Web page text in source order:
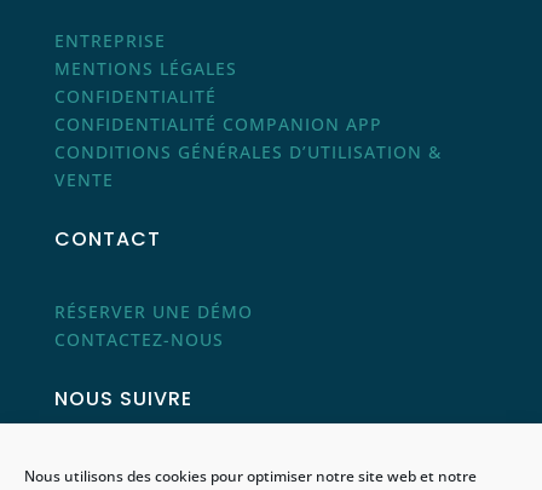
Nous utilisons des cookies pour optimiser notre site web et notre
ENTREPRISE
MENTIONS LÉGALES
CONFIDENTIALITÉ
CONFIDENTIALITÉ COMPANION APP
CONDITIONS GÉNÉRALES D’UTILISATION &
VENTE
CONTACT
RÉSERVER UNE DÉMO
CONTACTEZ-NOUS
NOUS SUIVRE